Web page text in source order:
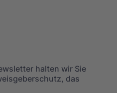
halten wir Sie
das